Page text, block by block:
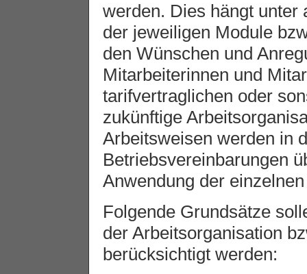
werden. Dies hängt unter
der jeweiligen Module
den Wünschen und
Mitarbeiterinnen und
tarifvertraglichen oder
zukünftige
Arbeitsweisen werden in
Betriebsvereinbarungen
Anwendung der
Folgende Grundsätze
der Arbeitsorganisation
berücksichtigt werden: